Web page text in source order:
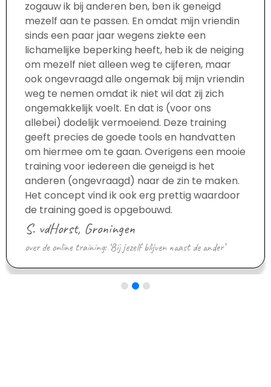
zogauw ik bij anderen ben, ben ik geneigd
mezelf aan te passen. En omdat mijn vriendin
sinds een paar jaar wegens ziekte een
lichamelijke beperking heeft, heb ik de neiging
om mezelf niet alleen weg te cijferen, maar
ook ongevraagd alle ongemak bij mijn vriendin
weg te nemen omdat ik niet wil dat zij zich
ongemakkelijk voelt. En dat is (voor ons
allebei) dodelijk vermoeiend. Deze training
geeft precies de goede tools en handvatten
om hiermee om te gaan. Overigens een mooie
training voor iedereen die geneigd is het
anderen (ongevraagd) naar de zin te maken.
Het concept vind ik ook erg prettig waardoor
de training goed is opgebouwd.
S. vdHorst, Groningen
over de online training: ‘Bij jezelf blijven naast de ander’